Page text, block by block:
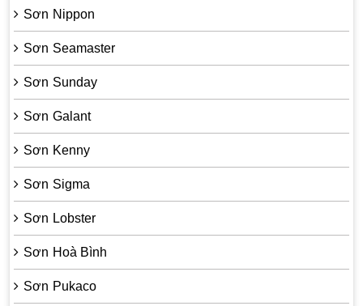
Sơn Nippon
Sơn Seamaster
Sơn Sunday
Sơn Galant
Sơn Kenny
Sơn Sigma
Sơn Lobster
Sơn Hoà Bình
Sơn Pukaco